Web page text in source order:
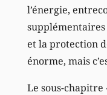
l’énergie,
et la protection
énorme, mais
Le sous-